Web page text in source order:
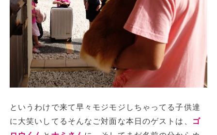
というわけで来て早々モジモジしちゃってる子供達
に大笑いしてるそんなご対面な本日のゲストは、
ゴ